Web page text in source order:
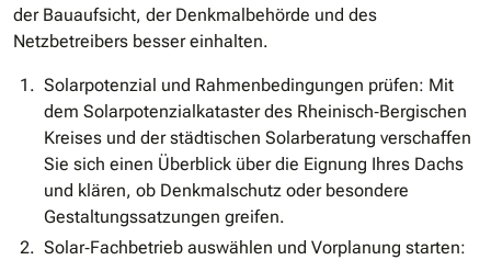
der Bauaufsicht, der Denkmalbehörde und des
Netzbetreibers besser einhalten.
Solarpotenzial und Rahmenbedingungen prüfen: Mit
dem Solarpotenzialkataster des Rheinisch‐Bergischen
Kreises und der städtischen Solarberatung verschaffen
Sie sich einen Überblick über die Eignung Ihres Dachs
und klären, ob Denkmalschutz oder besondere
Gestaltungssatzungen greifen.
Solar‐Fachbetrieb auswählen und Vorplanung starten: